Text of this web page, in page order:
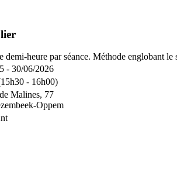
heure par séance. Méthode englobant
- 30/06/2026
- 16h00)
Malines, 77
Oppem